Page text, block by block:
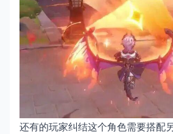
还有的玩家纠结这个角色需要搭配